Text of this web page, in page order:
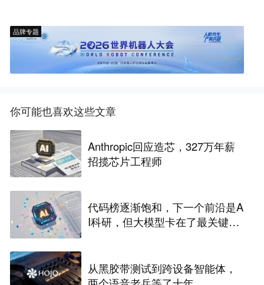
品牌专题
你可能也喜欢这些文章
Anthropic回应造芯，327万年薪
招揽芯片工程师
代码榜逐渐饱和，下一个前沿是A
I科研，但大模型卡在了最关键一
从黑胶带测试到跨设备智能体，